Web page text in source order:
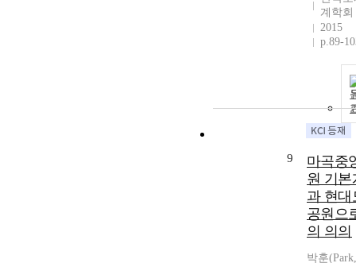
계학회
2015
p.89-
9
마곡중
원 기본
과 현대
공원으
의 의의
박훈(Park,